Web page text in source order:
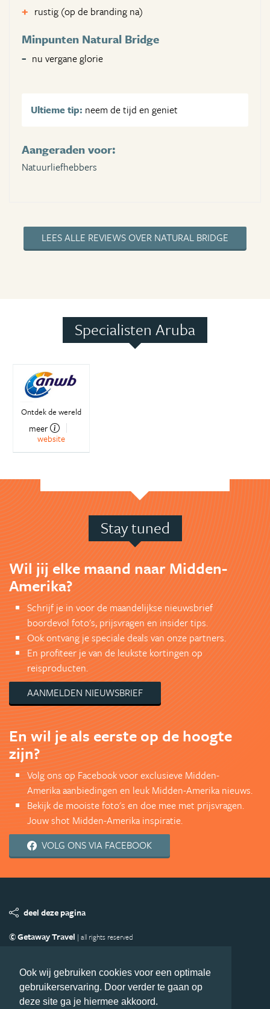
Ook wij gebruiken cookies voor een optimale
gebruikerservaring. Door verder te gaan op
deze site ga je hiermee akkoord.
rustig (op de branding na)
Minpunten Natural Bridge
nu vergane glorie
Ultieme tip: neem de tijd en geniet
Aangeraden voor:
Natuurliefhebbers
LEES ALLE REVIEWS OVER NATURAL BRIDGE
Specialisten Aruba
Ontdek de wereld
meer
website
Stay tuned
Wil jij elke maand naar Midden-
Amerika?
Schrijf je in voor de maandelijkse nieuwsbrief
boordevol foto's, prijsvragen en insider tips.
Ook ontvang je speciale deals van onze partners.
En profiteer je van de leukste kortingen op
reisproducten.
AANMELDEN NIEUWSBRIEF
En wil je als eerste op de hoogte
zijn?
Volg ons op Facebook voor exclusieve Midden-
Amerika aanbiedingen en leuk Midden-Amerika nieuws.
Bekijk de mooiste foto's en doe mee met prijsvragen.
Jouw shot Midden-Amerika inspiratie.
VOLG ONS VIA FACEBOOK
deel deze pagina
© Getaway Travel | all rights reserved
Copyright
Privacy statement Disclaimer
Cookies
Volg MiddenAmerika.nl